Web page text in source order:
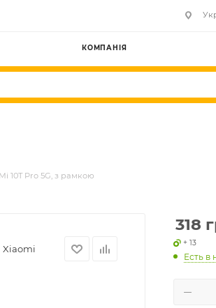
КОМПАНІЯ
10T Pro 5G, з рамкою
Xiaomi
318
+ 13
Есть в